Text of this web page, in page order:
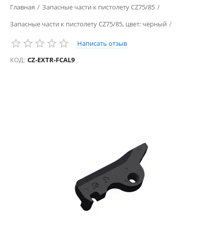
Главная / Запасные части к пистолету CZ75/85 /
Запасные части к пистолету CZ75/85, цвет: чёрный /
Написать отзыв
КОД: CZ-EXTR-FCAL9